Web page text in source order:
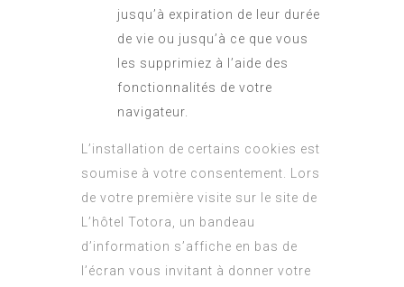
jusqu’à expiration de leur durée
de vie ou jusqu’à ce que vous
les supprimiez à l’aide des
fonctionnalités de votre
navigateur.
L’installation de certains cookies est
soumise à votre consentement. Lors
de votre première visite sur le site de
L’hôtel Totora, un bandeau
d’information s’affiche en bas de
l’écran vous invitant à donner votre